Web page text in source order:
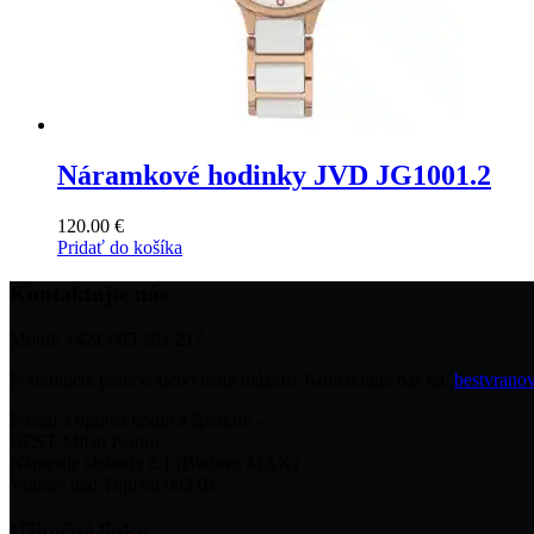
Náramkové hodinky JVD JG1001.2
120.00 €
Pridať do košíka